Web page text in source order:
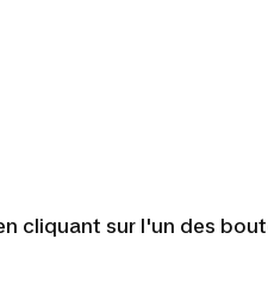
cliquant sur l'un des